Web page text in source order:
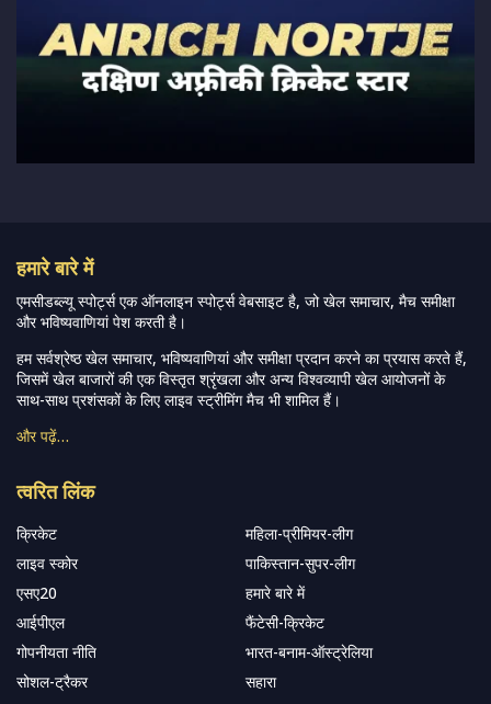
हमारे बारे में
एमसीडब्ल्यू स्पोर्ट्स एक ऑनलाइन स्पोर्ट्स वेबसाइट है, जो खेल समाचार, मैच समीक्षा
और भविष्यवाणियां पेश करती है।
हम सर्वश्रेष्ठ खेल समाचार, भविष्यवाणियां और समीक्षा प्रदान करने का प्रयास करते हैं,
जिसमें खेल बाजारों की एक विस्तृत श्रृंखला और अन्य विश्वव्यापी खेल आयोजनों के
साथ-साथ प्रशंसकों के लिए लाइव स्ट्रीमिंग मैच भी शामिल हैं।
और पढ़ें…
त्वरित लिंक
क्रिकेट
महिला-प्रीमियर-लीग
लाइव स्कोर
पाकिस्तान-सुपर-लीग
एसए20
हमारे बारे में
आईपीएल
फैंटेसी-क्रिकेट
गोपनीयता नीति
भारत-बनाम-ऑस्ट्रेलिया
सोशल-ट्रैकर
सहारा